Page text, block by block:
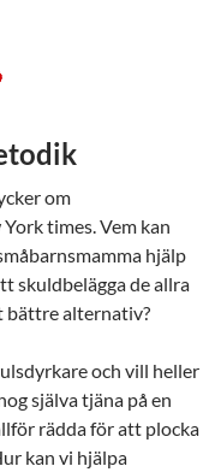
om
times. Vem kan
hjälp
skuldbelägga de allra
bättre alternativ?
och vill heller
själva tjäna på en
rädda för att plocka
kan vi hjälpa